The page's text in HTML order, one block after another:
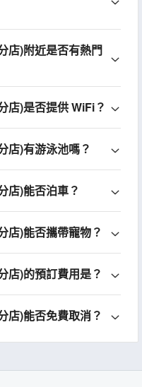
店)附近是否有熱門
店)是否提供 WiFi？
店)有游泳池嗎？
店)能否泊車？
店)能否攜帶寵物？
店)的預訂費用是？
店)能否免費取消？